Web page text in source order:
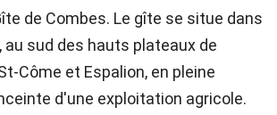
de Combes. Le gîte se situe dans
au sud des hauts plateaux de
Côme et Espalion, en pleine
d'une exploitation agricole.